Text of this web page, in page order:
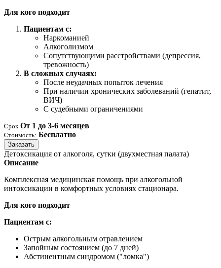
Для кого подходит
Пациентам с:
Наркоманией
Алкоголизмом
Сопутствующими расстройствами (депрессия,
тревожность)
В сложных случаях:
После неудачных попыток лечения
При наличии хронических заболеваний (гепатит,
ВИЧ)
С судебными ограничениями
Срок От 1 до 3-6 месяцев
Стоимость: Бесплатно
Заказать
Детоксикация от алкоголя, сутки (двухместная палата)
Описание
Комплексная медицинская помощь при алкогольной
интоксикации в комфортных условиях стационара.
Для кого подходит
Пациентам с:
Острым алкогольным отравлением
Запойным состоянием (до 7 дней)
Абстинентным синдромом ("ломка")